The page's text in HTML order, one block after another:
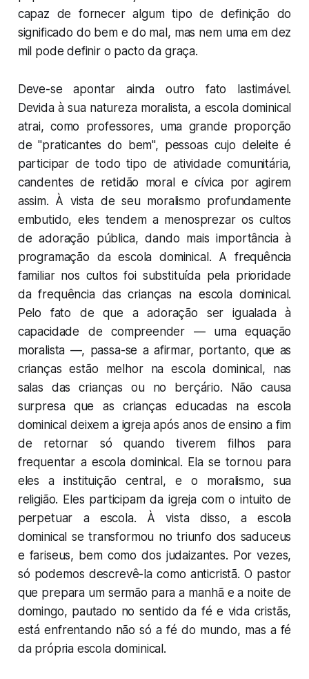
capaz de fornecer algum tipo de definição do
significado do bem e do mal, mas nem uma em dez
mil pode definir o pacto da graça.
Deve-se apontar ainda outro fato lastimável.
Devida à sua natureza moralista, a escola dominical
atrai, como professores, uma grande proporção
de "praticantes do bem", pessoas cujo deleite é
participar de todo tipo de atividade comunitária,
candentes de retidão moral e cívica por agirem
assim. À vista de seu moralismo profundamente
embutido, eles tendem a menosprezar os cultos
de adoração pública, dando mais importância à
programação da escola dominical. A frequência
familiar nos cultos foi substituída pela prioridade
da frequência das crianças na escola dominical.
Pelo fato de que a adoração ser igualada à
capacidade de compreender — uma equação
moralista —, passa-se a afirmar, portanto, que as
crianças estão melhor na escola dominical, nas
salas das crianças ou no berçário. Não causa
surpresa que as crianças educadas na escola
dominical deixem a igreja após anos de ensino a fim
de retornar só quando tiverem filhos para
frequentar a escola dominical. Ela se tornou para
eles a instituição central, e o moralismo, sua
religião. Eles participam da igreja com o intuito de
perpetuar a escola. À vista disso, a escola
dominical se transformou no triunfo dos saduceus
e fariseus, bem como dos judaizantes. Por vezes,
só podemos descrevê-la como anticristã. O pastor
que prepara um sermão para a manhã e a noite de
domingo, pautado no sentido da fé e vida cristãs,
está enfrentando não só a fé do mundo, mas a fé
da própria escola dominical.